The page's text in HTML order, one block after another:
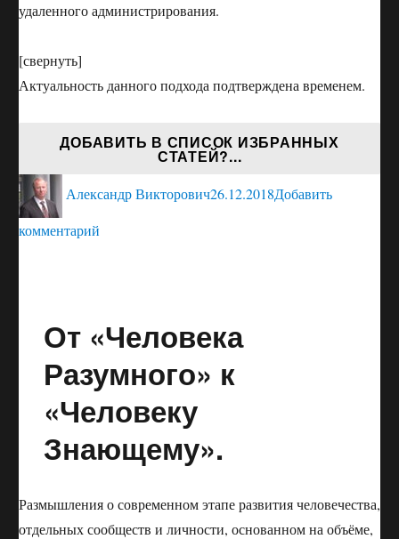
удаленного администрирования.
[свернуть]
Актуальность данного подхода подтверждена временем.
ДОБАВИТЬ В СПИСОК ИЗБРАННЫХ
СТАТЕЙ?...
Автор
Александр ВикторовичОпубликовано
26.12.2018Добавить
комментарий
—
ВРЕМЯ
КЛИЕНТА,
ЕДИНСТВЕННЫЙ
ИНСТРУМЕНТ
—
КУЛЬТУРА
От «Человека
Разумного» к
«Человеку
Знающему».
Размышления о современном этапе развития человечества,
отдельных сообществ и личности, основанном на объёме,